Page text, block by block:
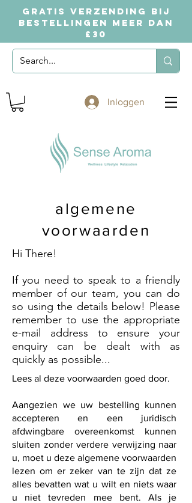
GRATIS VERZENDING BIJ
BESTELLINGEN MEER DAN
£30
Inloggen
algemene
voorwaarden
Hi There!
If you need to speak to a friendly
member of our team, you can do
so using the details below! Please
remember to use the appropriate
e-mail address to ensure your
enquiry can be dealt with as
quickly as possible...
Lees al deze voorwaarden goed door.
Aangezien we uw bestelling kunnen
accepteren en een juridisch
afdwingbare overeenkomst kunnen
sluiten zonder verdere verwijzing naar
u, moet u deze algemene voorwaarden
lezen om er zeker van te zijn dat ze
alles bevatten wat u wilt en niets waar
u niet tevreden mee bent. Als je